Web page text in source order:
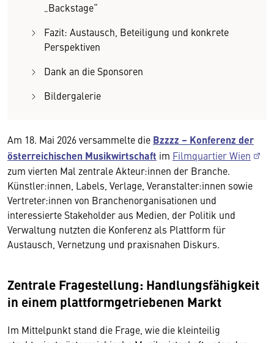
„Backstage“
Fazit: Austausch, Beteiligung und konkrete
Perspektiven
Dank an die Sponsoren
Bildergalerie
Am 18. Mai 2026 versammelte die Bzzzz – Konferenz der
österreichischen Musikwirtschaft im Filmquartier Wien
zum vierten Mal zentrale Akteur:innen der Branche.
Künstler:innen, Labels, Verlage, Veranstalter:innen sowie
Vertreter:innen von Branchenorganisationen und
interessierte Stakeholder aus Medien, der Politik und
Verwaltung nutzten die Konferenz als Plattform für
Austausch, Vernetzung und praxisnahen Diskurs.
Zentrale Fragestellung: Handlungsfähigkeit
in einem plattformgetriebenen Markt
Im Mittelpunkt stand die Frage, wie die kleinteilig